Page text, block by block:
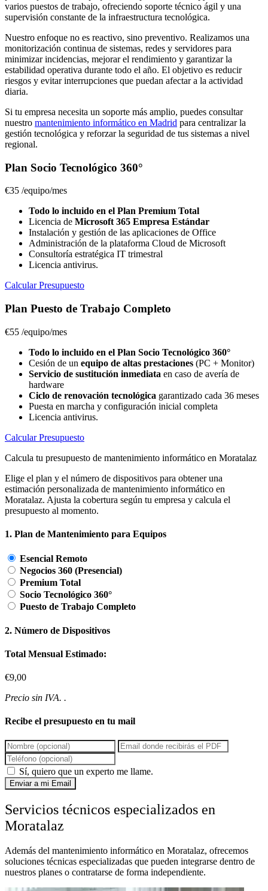
varios puestos de trabajo, ofreciendo soporte técnico ágil y una
supervisión constante de la infraestructura tecnológica.
Nuestro enfoque no es reactivo, sino preventivo. Realizamos una
monitorización continua de sistemas, redes y servidores para
minimizar incidencias, mejorar el rendimiento y garantizar la
estabilidad operativa durante todo el año. El objetivo es reducir
riesgos y evitar interrupciones que puedan afectar a la actividad
diaria.
Si tu empresa necesita un soporte más amplio, puedes consultar
nuestro mantenimiento informático en Madrid para centralizar la
gestión tecnológica y reforzar la seguridad de tus sistemas a nivel
regional.
Plan Socio Tecnológico 360°
€35 /equipo/mes
Todo lo incluido en el Plan Premium Total
Licencia de Microsoft 365 Empresa Estándar
Instalación y gestión de las aplicaciones de Office
Administración de la plataforma Cloud de Microsoft
Consultoría estratégica IT trimestral
Licencia antivirus.
Calcular Presupuesto
Plan Puesto de Trabajo Completo
€55 /equipo/mes
Todo lo incluido en el Plan Socio Tecnológico 360°
Cesión de un equipo de altas prestaciones (PC + Monitor)
Servicio de sustitución inmediata en caso de avería de
hardware
Ciclo de renovación tecnológica garantizado cada 36 meses
Puesta en marcha y configuración inicial completa
Licencia antivirus.
Calcular Presupuesto
Calcula tu presupuesto de mantenimiento informático en Moratalaz
Elige el plan y el número de dispositivos para obtener una
estimación personalizada de mantenimiento informático en
Moratalaz. Ajusta la cobertura según tu empresa y calcula el
presupuesto al momento.
1. Plan de Mantenimiento para Equipos
Esencial Remoto
Negocios 360 (Presencial)
Premium Total
Socio Tecnológico 360°
Puesto de Trabajo Completo
2. Número de Dispositivos
Total Mensual Estimado:
€9,00
Precio sin IVA. .
Recibe el presupuesto en tu mail
Sí, quiero que un experto me llame.
Enviar a mi Email
Servicios técnicos especializados en
Moratalaz
Además del mantenimiento informático en Moratalaz, ofrecemos
soluciones técnicas especializadas que pueden integrarse dentro de
nuestros planes o contratarse de forma independiente.